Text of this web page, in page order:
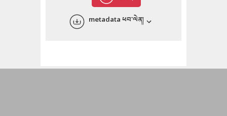
metadata ཕབ་ལེན།